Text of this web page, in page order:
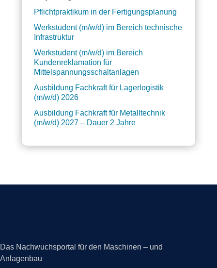
Pflichtpraktikum in der Fertigungsplanung
Werkstudent (m/w/d) im Bereich technische
Infrastruktur
Werkstudent (m/w/d) im Bereich
Kundenreklamation für
Mittelspannungsschaltanlagen
Ausbildung Fachkraft für Lagerlogistik
(m/w/d) 2026
Ausbildung Fachkraft für Metalltechnik
(m/w/d) 2027 – Dauer 2 Jahre
Das Nachwuchsportal für den Maschinen – und
Anlagenbau